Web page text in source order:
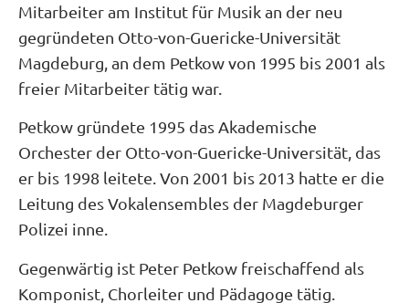
Mitarbeiter am Institut für Musik an der neu
gegründeten Otto-von-Guericke-Universität
Magdeburg, an dem Petkow von 1995 bis 2001 als
freier Mitarbeiter tätig war.
Petkow gründete 1995 das Akademische
Orchester der Otto-von-Guericke-Universität, das
er bis 1998 leitete. Von 2001 bis 2013 hatte er die
Leitung des Vokalensembles der Magdeburger
Polizei inne.
Gegenwärtig ist Peter Petkow freischaffend als
Komponist, Chorleiter und Pädagoge tätig.